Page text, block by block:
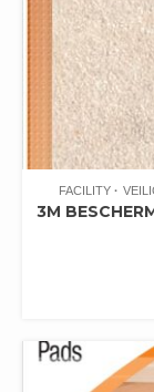
FACILITY
3M